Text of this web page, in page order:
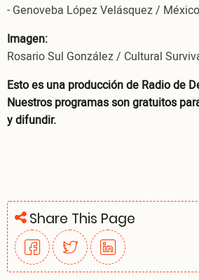
- Genoveba López Velásquez / México
Imagen:
Rosario Sul González / Cultural
Esto es una producción de Radio de
Nuestros programas son gratuitos
y difundir.
Share This Page